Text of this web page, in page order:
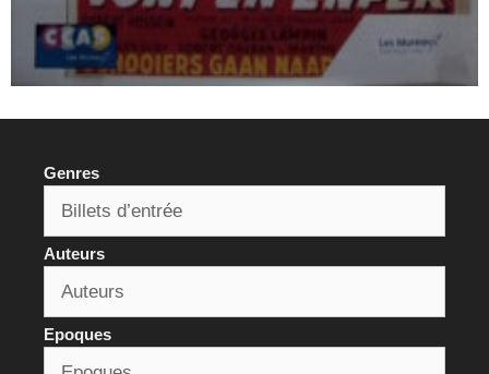
Genres
Auteurs
Epoques